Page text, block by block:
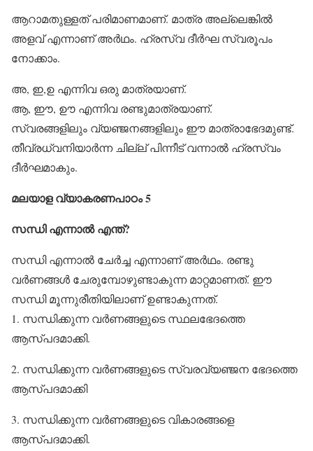
ആറാമതുള്ളത് പരിമാണമാണ്. മാത്ര അല്ലെങ്കില്‍
അളവ് എന്നാണ് അര്‍ഥം. ഹ്രസ്വ ദീര്‍ഘ സ്വരൂപം
നോക്കാം.
അ, ഇ,ഉ എന്നിവ ഒരു മാത്രയാണ്.
ആ, ഈ, ഊ എന്നിവ രണ്ടുമാത്രയാണ്.
സ്വരങ്ങളിലും വ്യഞ്ജനങ്ങളിലും ഈ മാത്രാഭേദമുണ്ട്.
തീവ്രധ്വനിയാര്‍ന്ന ചില്ല് പിന്നീട് വന്നാല്‍ ഹ്രസ്വം
ദീര്‍ഘമാകും.
മലയാള വ്യാകരണപാഠം 5
സന്ധി എന്നാല്‍ എന്ത്?
സന്ധി എന്നാല്‍ ചേര്‍ച്ച എന്നാണ് അര്‍ഥം. രണ്ടു
വര്‍ണങ്ങള്‍ ചേരുമ്പോഴുണ്ടാകുന്ന മാറ്റമാണത്. ഈ
സന്ധി മൂന്നുരീതിയിലാണ് ഉണ്ടാകുന്നത്.
1. സന്ധിക്കുന്ന വര്‍ണങ്ങളുടെ സ്ഥലഭേദത്തെ
ആസ്പദമാക്കി.
2. സന്ധിക്കുന്ന വര്‍ണങ്ങളുടെ സ്വരവ്യഞ്ജന ഭേദത്തെ
ആസ്പദമാക്കി
3. സന്ധിക്കുന്ന വര്‍ണങ്ങളുടെ വികാരങ്ങളെ
ആസ്പദമാക്കി.